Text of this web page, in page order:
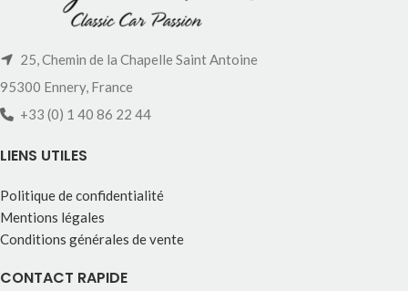
25, Chemin de la Chapelle Saint Antoine
95300 Ennery, France
+33 (0) 1 40 86 22 44
LIENS UTILES
Politique de confidentialité
Mentions légales
Conditions générales de vente
CONTACT RAPIDE